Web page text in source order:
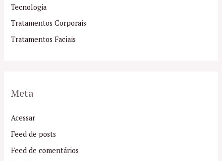
Tecnologia
Tratamentos Corporais
Tratamentos Faciais
Meta
Acessar
Feed de posts
Feed de comentários